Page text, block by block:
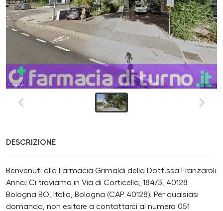
DESCRIZIONE
Benvenuti alla Farmacia Grimaldi della Dott.ssa Franzaroli
Anna! Ci troviamo in Via di Corticella, 184/3, 40128
Bologna BO, Italia, Bologna (CAP 40128). Per qualsiasi
domanda, non esitare a contattarci al numero 051